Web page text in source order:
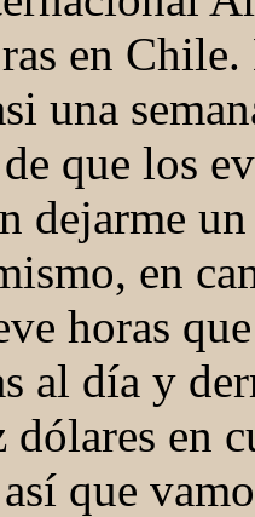
en
una
que los
dejarme
en
horas
al día y
dólares en
que